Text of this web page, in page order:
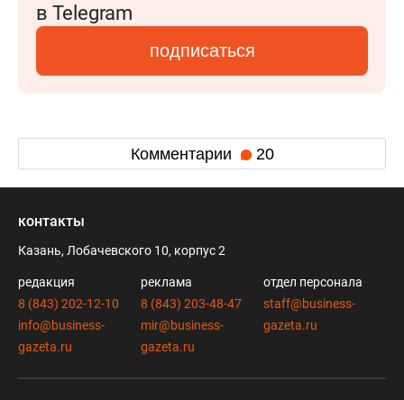
в Telegram
подписаться
Комментарии 20
контакты
Казань, Лобачевского 10, корпус 2
редакция
8 (843) 202-12-10
info@business-
gazeta.ru
реклама
8 (843) 203-48-47
mir@business-
gazeta.ru
отдел персонала
staff@business-
gazeta.ru